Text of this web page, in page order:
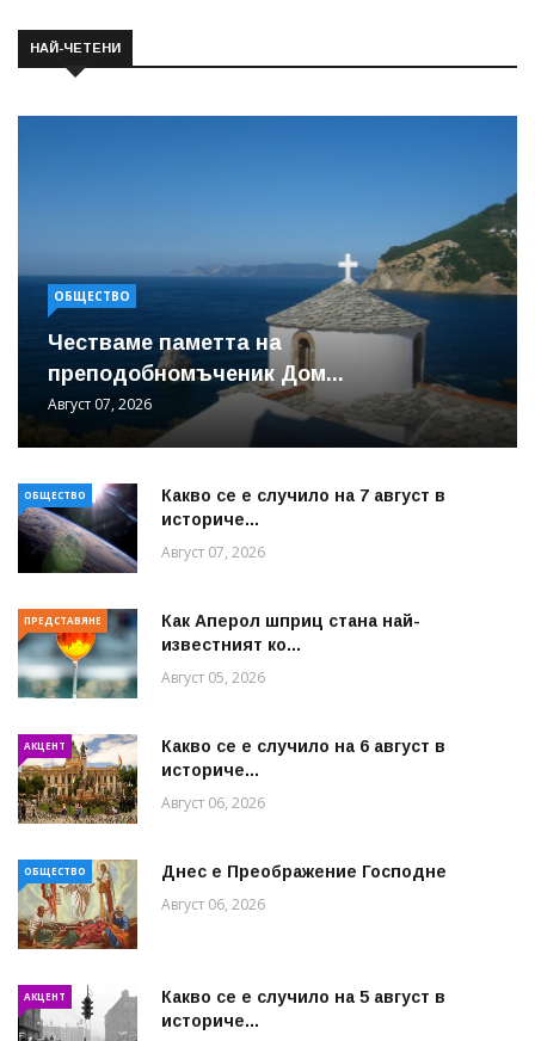
НАЙ-ЧЕТЕНИ
ОБЩЕСТВО
Честваме паметта на
преподобномъченик Дом...
Август 07, 2026
ОБЩЕСТВО
Какво се е случило на 7 август в
историче...
Август 07, 2026
ПРЕДСТАВЯНЕ
Как Аперол шприц стана най-
известният ко...
Август 05, 2026
АКЦЕНТ
Какво се е случило на 6 август в
историче...
Август 06, 2026
ОБЩЕСТВО Днес е Преображение Господне
Август 06, 2026
АКЦЕНТ
Какво се е случило на 5 август в
историче...